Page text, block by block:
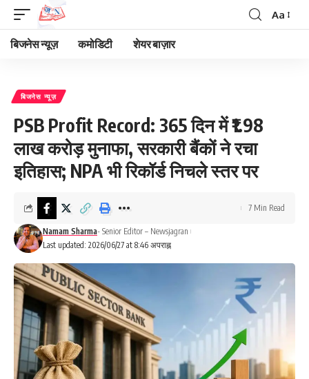
Font
Aa
बिजनेस न्यूज़ कमोडिटी शेयर बाज़ार
बिजनेस न्यूज़
PSB Profit Record: 365 दिन में ₹1.98
लाख करोड़ मुनाफा, सरकारी बैंकों ने रचा
इतिहास; NPA भी रिकॉर्ड निचले स्तर पर
Last updated: 2026/06/27 at 8:46 अपराह्न
Namam Sharma- Senior Editor – Newsjagran
7 Min Read